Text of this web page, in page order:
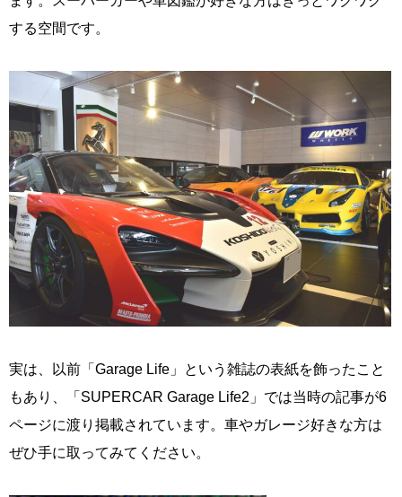
する空間です。
実は、以前「Garage Life」という雑誌の表紙を飾ったこと
もあり、「SUPERCAR Garage Life2」では当時の記事が6
ページに渡り掲載されています。車やガレージ好きな方は
ぜひ手に取ってみてください。